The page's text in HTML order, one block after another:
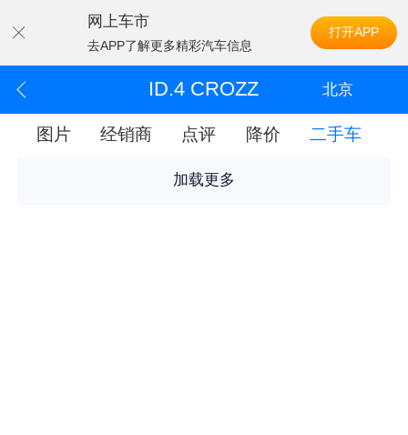
网上车市
去APP了解更多精彩汽车信息
打开APP
ID.4 CROZZ 北京
图片 经销商 点评 降价 二手车
加载更多